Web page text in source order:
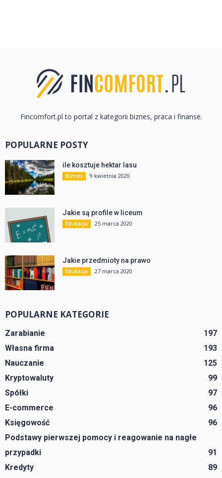
Fincomfort.pl to portal z kategorii biznes, praca i finanse.
POPULARNE POSTY
ile kosztuje hektar lasu
Biznes 9 kwietnia 2020
Jakie są profile w liceum
Edukacja 25 marca 2020
Jakie przedmioty na prawo
Edukacja 27 marca 2020
POPULARNE KATEGORIE
Zarabianie
197
Własna firma
193
Nauczanie
125
Kryptowaluty
99
Spółki
97
E-commerce
96
Księgowość
96
Podstawy pierwszej pomocy i reagowanie na nagłe
przypadki
91
Kredyty
89